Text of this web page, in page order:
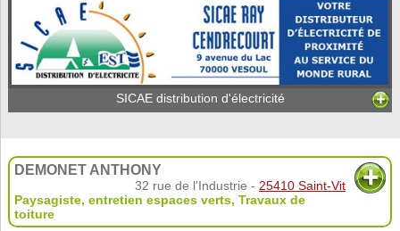
SICAE distribution d'électricité
DEMONET ANTHONY
32 rue de l'Industrie - 25410 Saint-Vit
Paysagiste, entretien espaces verts, Travaux de
toiture